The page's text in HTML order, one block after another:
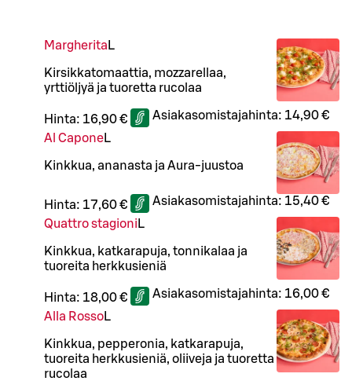
Margherita L
Kirsikkatomaattia, mozzarellaa,
yrttiöljyä ja tuoretta rucolaa
Hinta: 16,90 € Asiakasomistajahinta: 14,90 €
Al CaponeL
Kinkkua, ananasta ja Aura-juustoa
Hinta: 17,60 € Asiakasomistajahinta: 15,40 €
Quattro stagioni L
Kinkkua, katkarapuja, tonnikalaa ja
tuoreita herkkusieniä
Hinta: 18,00 € Asiakasomistajahinta: 16,00 €
Alla RossoL
Kinkkua, pepperonia, katkarapuja,
tuoreita herkkusieniä, oliiveja ja tuoretta
rucolaa